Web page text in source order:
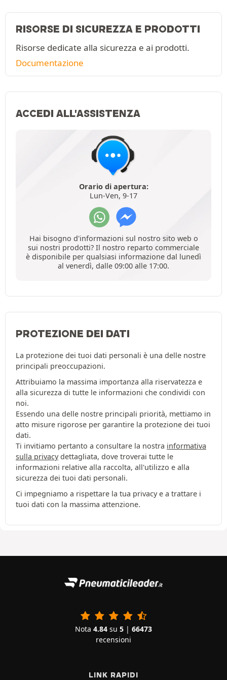
RISORSE DI SICUREZZA E PRODOTTI
Risorse dedicate alla sicurezza e ai prodotti.
Documentazione
ACCEDI ALL'ASSISTENZA
Orario di apertura:
Lun-Ven, 9-17
Hai bisogno d'informazioni sul nostro sito web o
sui nostri prodotti? Il nostro reparto commerciale
è disponibile per qualsiasi informazione dal lunedì
al venerdì, dalle 09:00 alle 17:00.
PROTEZIONE DEI DATI
La protezione dei tuoi dati personali è una delle nostre
principali preoccupazioni.
Attribuiamo la massima importanza alla riservatezza e
alla sicurezza di tutte le informazioni che condividi con
noi.
Essendo una delle nostre principali priorità, mettiamo in
atto misure rigorose per garantire la protezione dei tuoi
dati.
Ti invitiamo pertanto a consultare la nostra informativa
sulla privacydettagliata, dove troverai tutte le
informazioni relative alla raccolta, all'utilizzo e alla
sicurezza dei tuoi dati personali.
Ci impegniamo a rispettare la tua privacy e a trattare i
tuoi dati con la massima attenzione.
Nota 4.84 su 5 | 66473
recensioni
LINK RAPIDI